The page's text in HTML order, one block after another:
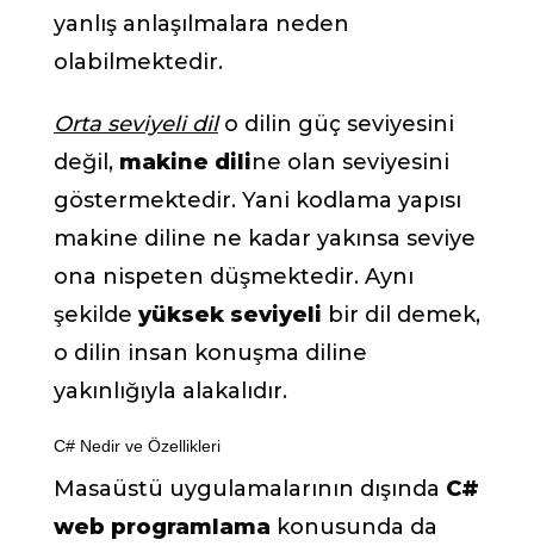
yanlış anlaşılmalara neden
olabilmektedir.
Orta seviyeli dilo dilin güç seviyesini
değil, makine diline olan seviyesini
göstermektedir. Yani kodlama yapısı
makine diline ne kadar yakınsa seviye
ona nispeten düşmektedir. Aynı
şekilde yüksek seviyeli bir dil demek,
o dilin insan konuşma diline
yakınlığıyla alakalıdır.
C# Nedir ve Özellikleri
Masaüstü uygulamalarının dışında C#
web programlama konusunda da